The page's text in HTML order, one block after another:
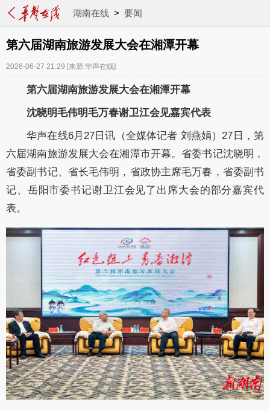
湖南在线> 要闻
第六届湖南旅游发展大会在湘潭开幕
2026-06-27 21:29 [来源:华声在线]
第六届湖南旅游发展大会在湘潭开幕
沈晓明毛伟明毛万春谢卫江会见嘉宾代表
华声在线6月27日讯（全媒体记者 刘燕娟）27日，第
六届湖南旅游发展大会在湘潭市开幕。省委书记沈晓明，
省委副书记、省长毛伟明，省政协主席毛万春，省委副书
记、岳阳市委书记谢卫江会见了出席大会的部分嘉宾代
表。